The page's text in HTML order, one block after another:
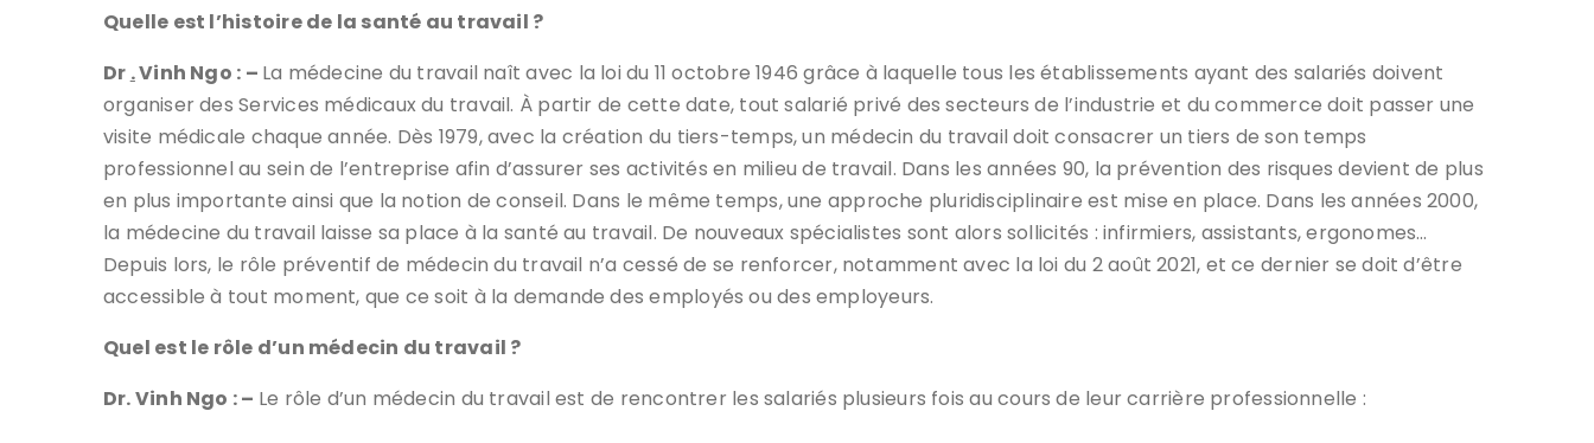
Quelle est l’histoire de la santé au travail ?
Dr .Vinh Ngo : – La médecine du travail naît avec la loi du 11 octobre 1946 grâce à laquelle tous les établissements ayant des salariés doivent
organiser des Services médicaux du travail. À partir de cette date, tout salarié privé des secteurs de l’industrie et du commerce doit passer une
visite médicale chaque année. Dès 1979, avec la création du tiers-temps, un médecin du travail doit consacrer un tiers de son temps
professionnel au sein de l’entreprise afin d’assurer ses activités en milieu de travail. Dans les années 90, la prévention des risques devient de plus
en plus importante ainsi que la notion de conseil. Dans le même temps, une approche pluridisciplinaire est mise en place. Dans les années 2000,
la médecine du travail laisse sa place à la santé au travail. De nouveaux spécialistes sont alors sollicités : infirmiers, assistants, ergonomes…
Depuis lors, le rôle préventif de médecin du travail n’a cessé de se renforcer, notamment avec la loi du 2 août 2021, et ce dernier se doit d’être
accessible à tout moment, que ce soit à la demande des employés ou des employeurs.
Quel est le rôle d’un médecin du travail ?
Dr. Vinh Ngo : – Le rôle d’un médecin du travail est de rencontrer les salariés plusieurs fois au cours de leur carrière professionnelle :